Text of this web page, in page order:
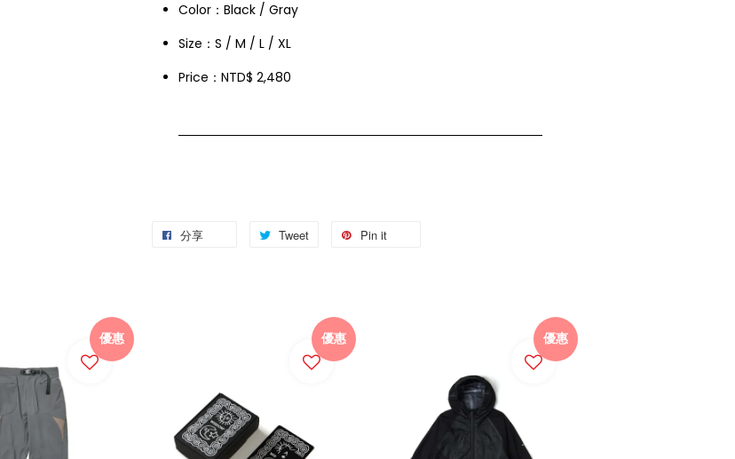
Color：Black / Gray
Size：S / M / L / XL
Price：NTD$ 2,480
分享 Tweet Pin it
優惠 優惠 優惠